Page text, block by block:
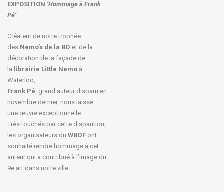
EXPOSITION ‘Hommage à Frank
Pé’
Créateur de notre trophée
des Nemo’s de la BD et de la
décoration de la façade de
la librairie Little Nemo à
Waterloo,
Frank Pé, grand auteur disparu en
novembre dernier, nous laisse
une œuvre exceptionnelle.
Très touchés par cette disparition,
les organisateurs du WBDF ont
souhaité rendre hommage à cet
auteur qui a contribué à l’image du
9e art dans notre ville.